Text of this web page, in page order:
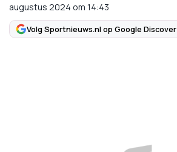
augustus 2024 om 14:43
Volg Sportnieuws.nl op Google Discover